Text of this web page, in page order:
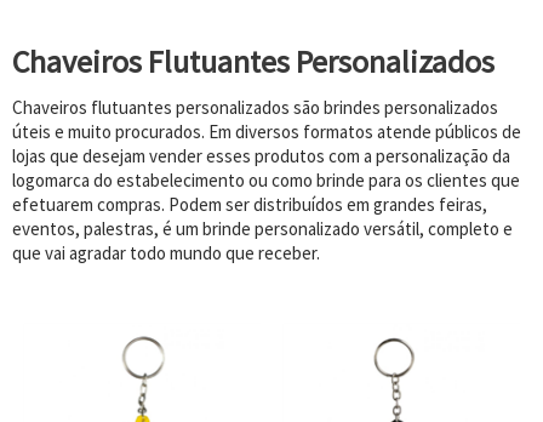
Chaveiros Flutuantes Personalizados
Chaveiros flutuantes personalizados são brindes personalizados
úteis e muito procurados. Em diversos formatos atende públicos de
lojas que desejam vender esses produtos com a personalização da
logomarca do estabelecimento ou como brinde para os clientes que
efetuarem compras. Podem ser distribuídos em grandes feiras,
eventos, palestras, é um brinde personalizado versátil, completo e
que vai agradar todo mundo que receber.